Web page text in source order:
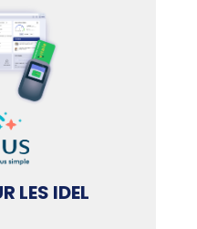
LES IDEL